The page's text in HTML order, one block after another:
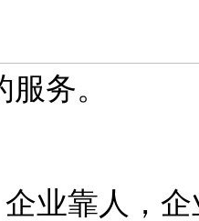
服务。
业靠人，